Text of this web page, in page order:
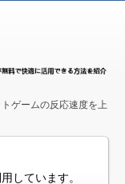
ゲームの反応速度を上
しています。